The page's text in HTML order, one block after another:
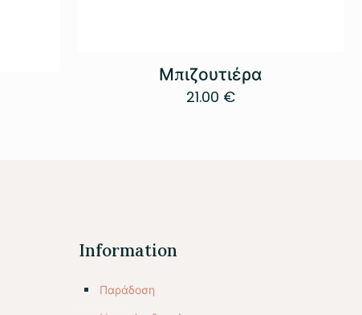
Μπιζουτιέρα
21.00 €
Information
Παράδοση